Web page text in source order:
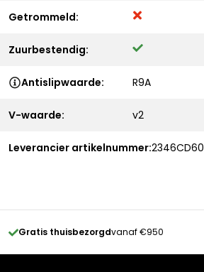
Getrommeld:
Zuurbestendig:
Antislipwaarde: R9A
V-waarde: v2
Leverancier artikelnummer:2346CD60
Gratis thuisbezorgdvanaf €950